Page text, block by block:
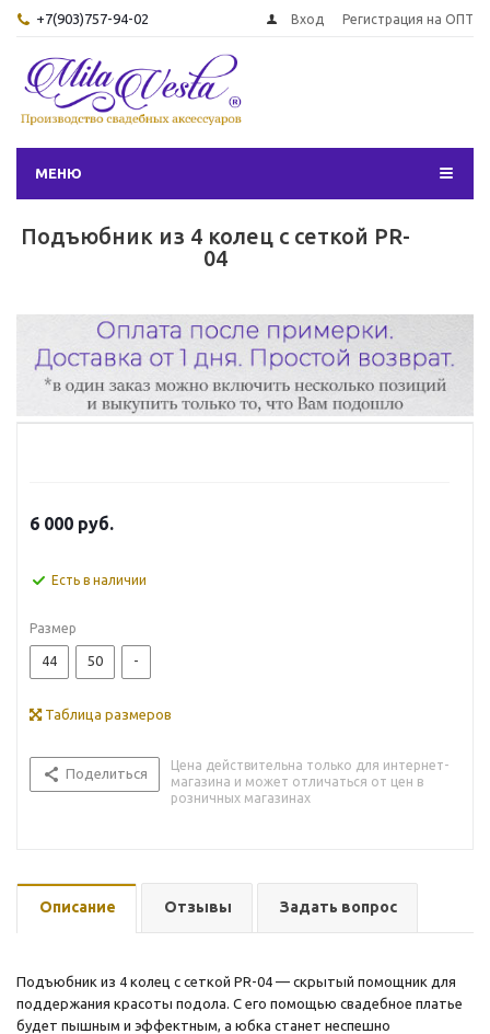
+7(903)757-94-02 Вход Регистрация на ОПТ
МЕНЮ
Подъюбник из 4 колец с сеткой PR-
04
6 000 руб.
Есть в наличии
Размер
44 50 -
Таблица размеров
Поделиться
Цена действительна только для интернет-
магазина и может отличаться от цен в
розничных магазинах
Описание Отзывы Задать вопрос
Подъюбник из 4 колец с сеткой PR-04 — скрытый помощник для
поддержания красоты подола. С его помощью свадебное платье
будет пышным и эффектным, а юбка станет неспешно